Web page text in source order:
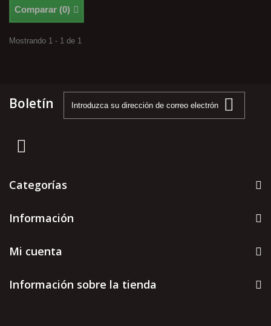
Comparar (0)
Mostrando 1 - 1 de 1
Boletín
Categorías
Información
Mi cuenta
Información sobre la tienda